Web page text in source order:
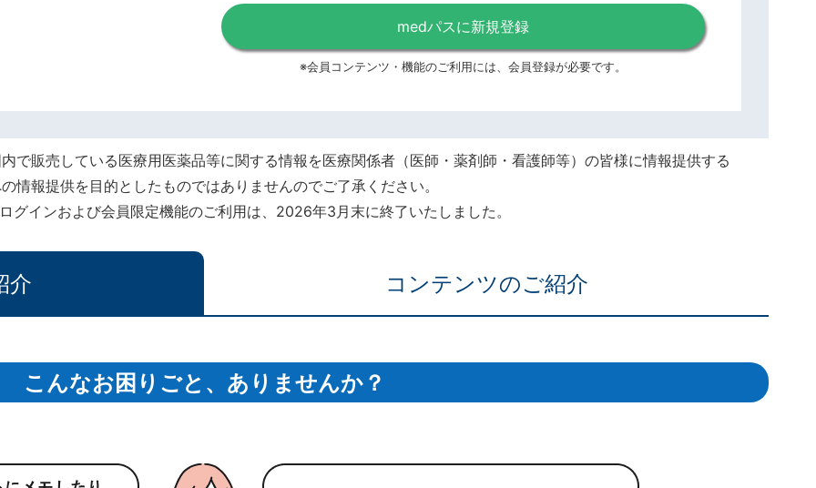
medパスに新規登録
※会員コンテンツ・機能のご利用には、会員登録が必要です。
で販売している医療用医薬品等に関する情報を医療関係者（医師・薬剤師・看護師等）の皆様に情報提供する
情報提供を目的としたものではありませんのでご了承ください。
インおよび会員限定機能のご利用は、2026年3月末に終了いたしました。
介 コンテンツのご紹介
こんなお困りごと、ありませんか？